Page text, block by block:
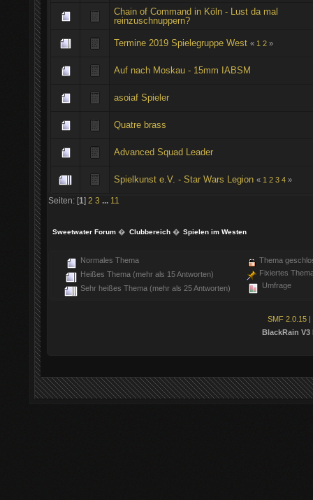
Chain of Command in Köln - Lust da mal
reinzuschnuppern?
Termine 2019 Spielegruppe West « 1 2 »
Auf nach Moskau - 15mm IABSM
asoiaf Spieler
Quatre brass
Advanced Squad Leader
Spielkunst e.V. - Star Wars Legion « 1 2 3 4 »
Seiten: [1] 2 3 11
Sweetwater Forum � Clubbereich� Spielen im Westen
Normales Thema
Heißes Thema (mehr als 15 Antworten)
Sehr heißes Thema (mehr als 25 Antworten)
Thema
Fixiertes
Umfrage
SMF 2.0.15 |
BlackRain V3